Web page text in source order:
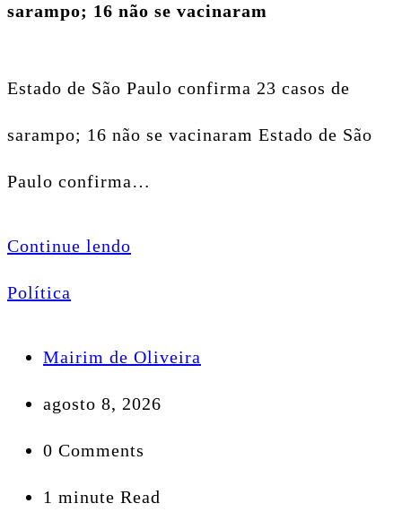
sarampo; 16 não se vacinaram
Estado de São Paulo confirma 23 casos de
sarampo; 16 não se vacinaram Estado de São
Paulo confirma…
Continue lendo
Política
Mairim de Oliveira
agosto 8, 2026
0 Comments
1 minute Read